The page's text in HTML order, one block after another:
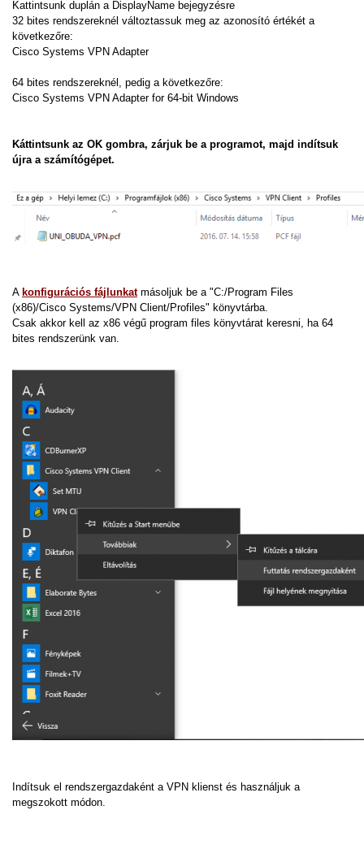
Kattintsunk duplán a DisplayName bejegyzésre
32 bites rendszereknél változtassuk meg az azonosító értékét a
következőre:
Cisco Systems VPN Adapter
64 bites rendszereknél, pedig a következőre:
Cisco Systems VPN Adapter for 64-bit Windows
Káttintsunk az OK gombra, zárjuk be a programot, majd indítsuk
újra a számítógépet.
A konfigurációs fájlunkatmásoljuk be a "C:/Program Files
(x86)/Cisco Systems/VPN Client/Profiles" könyvtárba.
Csak akkor kell az x86 végű program files könyvtárat keresni, ha 64
bites rendszerünk van.
Indítsuk el rendszergazdaként a VPN klienst és használjuk a
megszokott módon.